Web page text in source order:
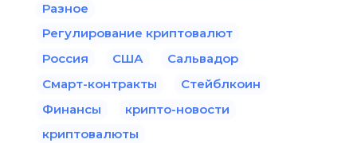
Разное
Регулирование криптовалют
Россия
США
Сальвадор
Смарт-контракты
Стейблкоин
Финансы
крипто-новости
криптовалюты